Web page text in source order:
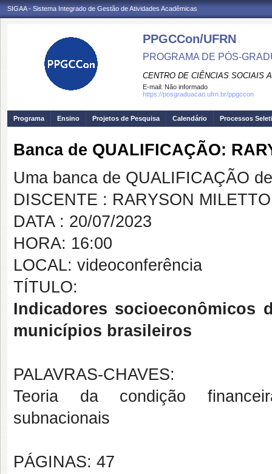
SIGAA - Sistema Integrado de Gestão de Atividades Acadêmicas
PPGCCon/UFRN
PROGRAMA DE PÓS-
CENTRO DE CIÊNCIAS SOCIAIS
E-mail: Não informado
https://posgraduacao.ufrn.br/ppgccon
Programa Ensino Projetos de Pesquisa Calendário Processos
Banca de QUALIFICAÇÃO:
Uma banca de QUALIFICAÇÃO
DISCENTE : RARYSON
DATA : 20/07/2023
HORA: 16:00
LOCAL: videoconferência
TÍTULO:
Indicadores socioeconômicos
municípios brasileiros
PALAVRAS-CHAVES:
Teoria da condição
subnacionais
PÁGINAS: 47